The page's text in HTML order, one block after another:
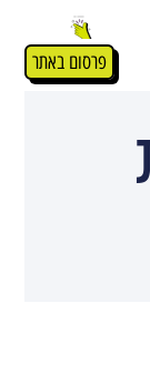
פרסום באתר